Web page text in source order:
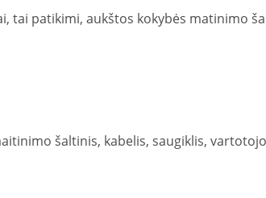
tai patikimi, aukštos kokybės matinimo
šaltinis, kabelis, saugiklis, vartotojo